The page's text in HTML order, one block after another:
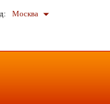
Москва